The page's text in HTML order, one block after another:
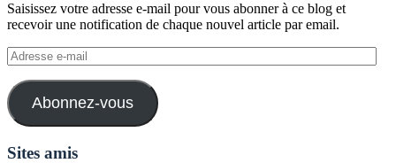
Saisissez votre adresse e-mail pour vous abonner à ce blog et
recevoir une notification de chaque nouvel article par email.
Adresse
e-
mail
Abonnez-vous
Sites amis